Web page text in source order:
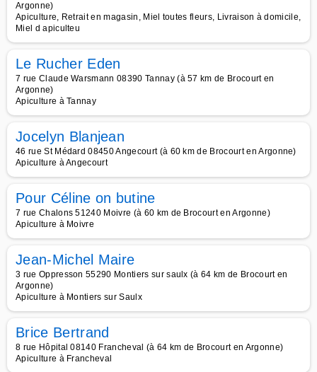
Argonne)
Apiculture, Retrait en magasin, Miel toutes fleurs, Livraison à domicile,
Miel d apiculteu
Le Rucher Eden
7 rue Claude Warsmann 08390 Tannay (à 57 km de Brocourt en
Argonne)
Apiculture à Tannay
Jocelyn Blanjean
46 rue St Médard 08450 Angecourt (à 60 km de Brocourt en Argonne)
Apiculture à Angecourt
Pour Céline on butine
7 rue Chalons 51240 Moivre (à 60 km de Brocourt en Argonne)
Apiculture à Moivre
Jean-Michel Maire
3 rue Oppresson 55290 Montiers sur saulx (à 64 km de Brocourt en
Argonne)
Apiculture à Montiers sur Saulx
Brice Bertrand
8 rue Hôpital 08140 Francheval (à 64 km de Brocourt en Argonne)
Apiculture à Francheval